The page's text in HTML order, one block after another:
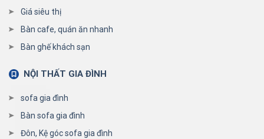
Giá siêu thị
Bàn cafe, quán ăn nhanh
Bàn ghế khách sạn
NỘI THẤT GIA ĐÌNH
sofa gia đình
Bàn sofa gia đình
Đôn, Kệ góc sofa gia đình